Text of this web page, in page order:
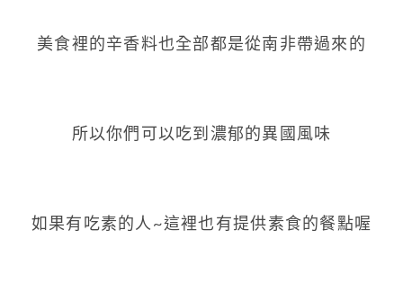
美食裡的辛香料也全部都是從南非帶過來的
所以你們可以吃到濃郁的異國風味
如果有吃素的人~這裡也有提供素食的餐點喔